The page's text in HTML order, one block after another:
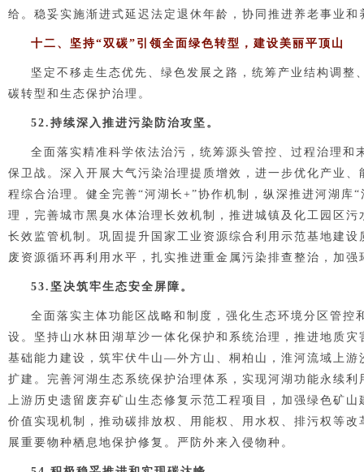
给。稳妥实施渐进式延迟法定退休年龄，协同推进养老事业
十二、坚持“双碳”引领全面绿色转型，建设美丽平顶山
坚定不移走生态优先、绿色发展之路，统筹产业结构调
碳转型和生态保护治理。
52.持续深入推进污染防治攻坚。
全面落实精准科学依法治污，统筹源头管控、过程治理
保卫战。深入开展大气污染治理提质增效，进一步优化产业
程综合治理。健全完善“河湖长+”协作机制，纵深推进河湖
理，完善城市黑臭水体治理长效机制，推进城镇及化工园区
长效监管机制。巩固提升国家工业资源综合利用示范基地建
废资源循环再利用水平，扎实推进重金属污染排查整治，加
53.坚决筑牢生态安全屏障。
全面落实主体功能区战略和制度，强化生态环境分区管
设。坚持山水林田湖草沙一体化保护和系统治理，推进地质
基础能力建设，筑牢伏牛山 —外方山、桐柏山，淮河流域上
扩建。完善河湖生态系统保护治理体系，实现河湖功能永续
上游历史遗留废弃矿山生态修复示范工程项目，加强绿色矿
价值实现机制，推动碳排放权、用能权、用水权、排污权等
展重要物种栖息地保护修复。严防外来入侵物种。